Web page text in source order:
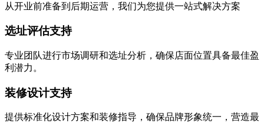
从开业前准备到后期运营，我们为您提供一站式解决方案
选址评估支持
专业团队进行市场调研和选址分析，确保店面位置具备最佳盈
利潜力。
装修设计支持
提供标准化设计方案和装修指导，确保品牌形象统一，营造最